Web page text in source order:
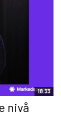
18:33
nivå